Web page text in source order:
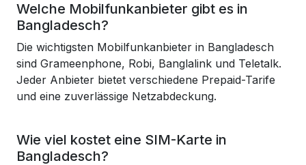
Welche Mobilfunkanbieter gibt es in
Bangladesch?
Die wichtigsten Mobilfunkanbieter in Bangladesch
sind Grameenphone, Robi, Banglalink und Teletalk.
Jeder Anbieter bietet verschiedene Prepaid-Tarife
und eine zuverlässige Netzabdeckung.
Wie viel kostet eine SIM-Karte in
Bangladesch?